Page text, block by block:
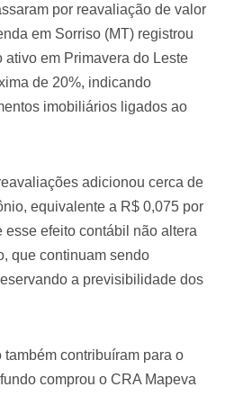
por reavaliação de valor
em Sorriso (MT) registrou
ativo em Primavera do Leste
de 20%, indicando
imobiliários ligados ao
adicionou cerca de
equivalente a R$ 0,075 por
efeito contábil não altera
que continuam sendo
a previsibilidade dos
contribuíram para o
comprou o CRA Mapeva